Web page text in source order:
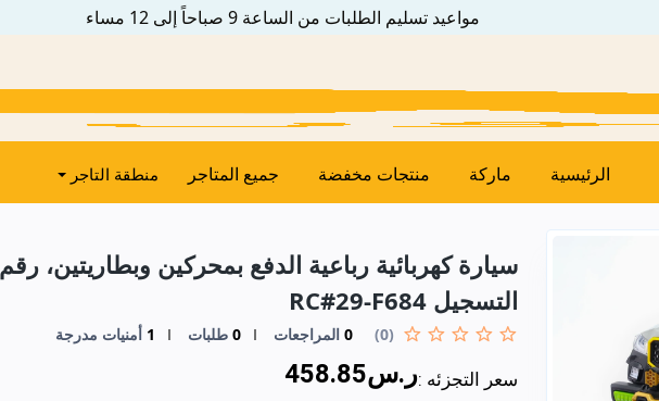
مواعيد تسليم الطلبات من الساعة 9 صباحاً إلى 12 مساء
الرئيسية ماركة منتجات مخفضة جميع المتاجر منطقة التاجر
سيارة كهربائية رباعية الدفع بمحركين وبطاريتين، رقم
التسجيل RC#29-F684
(0)
0المراجعات 0طلبات 1 أمنيات مدرجة
سعر التجزئه :ر.س458.85